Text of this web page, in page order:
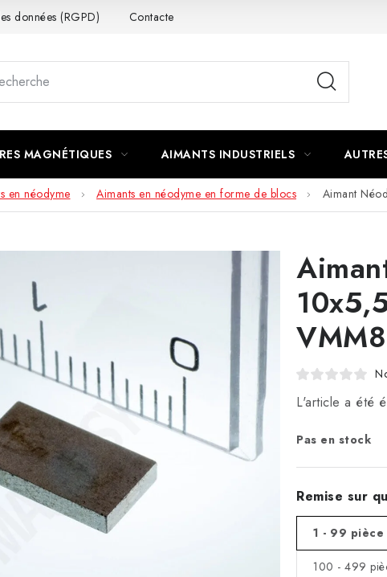
données (RGPD) Contacte
MAGNÉTIQUES AIMANTS INDUSTRIELS
en néodyme Aimants en néodyme en forme de blocs Aimant
L'article a été
Pas en stock
Remise sur
1 - 99 pièce
100 - 499